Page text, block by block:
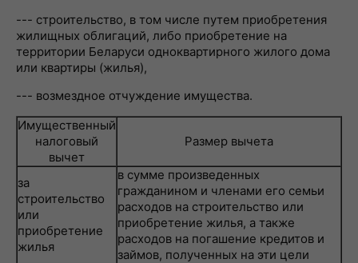
--- строительство, в том числе путем приобретения
жилищных облигаций, либо приобретение на
территории Беларуси одноквартирного жилого дома
или квартиры (жилья),
--- возмездное отчуждение имущества.
Имущественный
налоговый
вычет
Размер вычета
за
строительство
или
приобретение
жилья
в сумме произведенных
гражданином и членами его семьи
расходов на строительство или
приобретение жилья, а также
расходов на погашение кредитов и
займов, полученных на эти цели